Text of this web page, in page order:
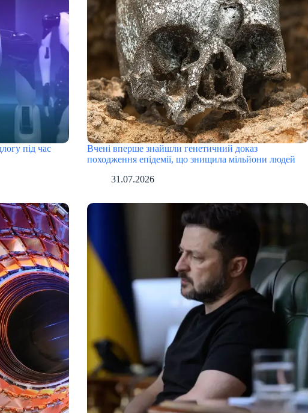
під час
Вчені вперше знайшли генетичний доказ
походження епідемії, що знищила мільйони людей
31.07.2026